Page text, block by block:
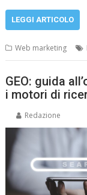
LEGGI ARTICOLO
Web marketing
GEO: guida
i motori di
Redazione